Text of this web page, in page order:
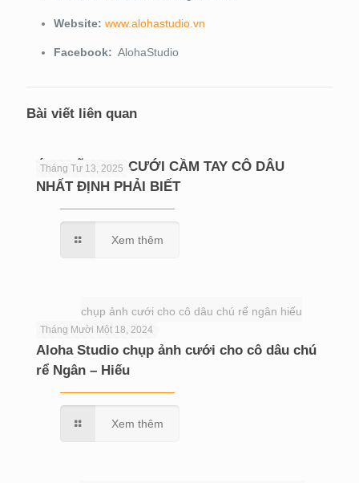
Website: www.alohastudio.vn
Facebook: AlohaStudio
Bài viết liên quan
Tháng Tư 13, 2025
Ý NGHĨA HOA CƯỚI CẦM TAY CÔ DÂU
NHẤT ĐỊNH PHẢI BIẾT
Xem thêm
chụp ảnh cưới cho cô dâu chú rể ngân hiếu
Tháng Mười Một 18, 2024
Aloha Studio chụp ảnh cưới cho cô dâu chú
rể Ngân – Hiếu
Xem thêm